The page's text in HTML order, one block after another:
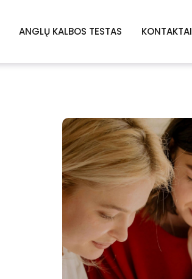
ANGLŲ KALBOS TESTAS KONTAKTAI
Sign up